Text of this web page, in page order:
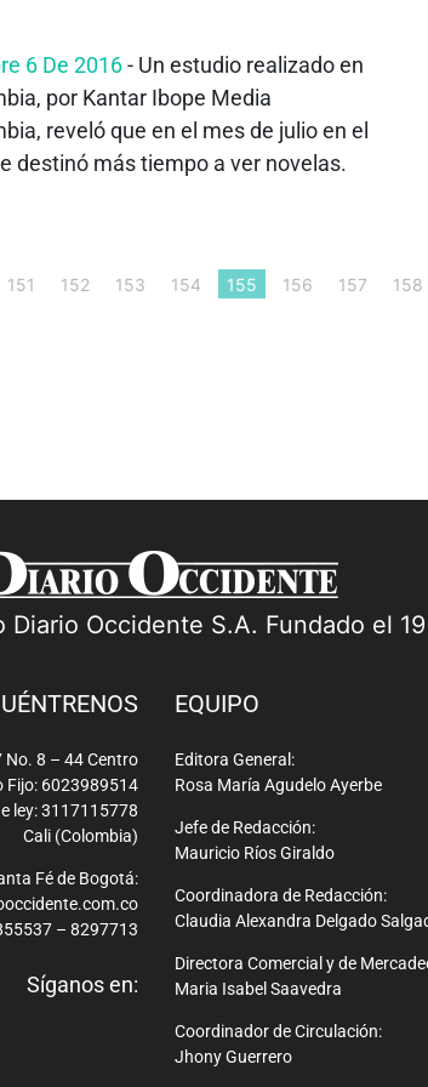
6 De 2016- Un estudio realizado en
por Kantar Ibope Media
reveló que en el mes de julio en el
destinó más tiempo a ver novelas.
151 152 153 154 155 156 157 158
Occidente S.A. Fundado el
No. 8 – 44 Centro
Fijo: 6023989514
ley: 3117115778
Cali (Colombia)
Fé de Bogotá:
– 8297713
Síganos en:
EQUIPO
Editora General:
Rosa María Agudelo Ayerbe
Jefe de Redacción:
Mauricio Ríos Giraldo
Coordinadora de Redacción:
Claudia Alexandra Delgado
Directora Comercial y de
Maria Isabel Saavedra
Coordinador de Circulación:
Jhony Guerrero